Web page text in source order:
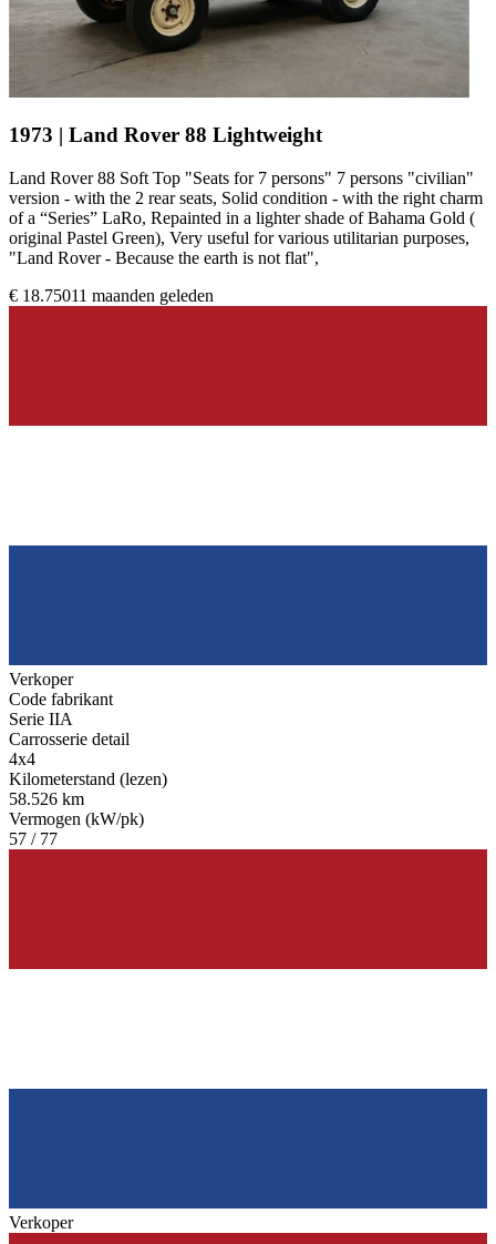
1973 | Land Rover 88 Lightweight
Land Rover 88 Soft Top "Seats for 7 persons" 7 persons "civilian"
version - with the 2 rear seats, Solid condition - with the right charm
of a “Series” LaRo, Repainted in a lighter shade of Bahama Gold (
original Pastel Green), Very useful for various utilitarian purposes,
"Land Rover - Because the earth is not flat",
€ 18.75011 maanden geleden
Verkoper
Code fabrikant
Serie IIA
Carrosserie detail
4x4
Kilometerstand (lezen)
58.526 km
Vermogen (kW/pk)
57 / 77
Verkoper